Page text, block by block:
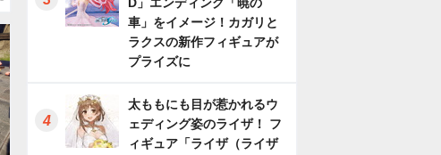
車」をイメージ！カガリと
ラクスの新作フィギュアが
プライズに
太ももにも目が惹かれるウ
ェディング姿のライザ！ フ
ィギュア「ライザ（ライザ